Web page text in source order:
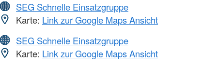
SEG Schnelle Einsatzgruppe
Karte: Link zur Google Maps Ansicht
SEG Schnelle Einsatzgruppe
Karte: Link zur Google Maps Ansicht